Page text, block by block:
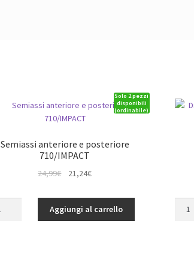
Solo 2 pezzi
disponibili
(ordinabile)
Semiassi anteriore e posteriore
710/IMPACT
24,99€
originale
era:
21,24€Il
attuale
è:
Aggiungi al carrello